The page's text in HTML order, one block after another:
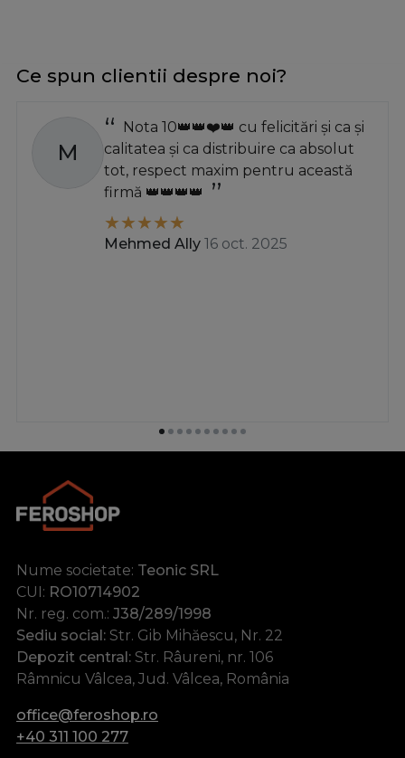
Ce spun clientii despre noi?
M
Nota 10👑👑❤️👑 cu felicitări și ca și
calitatea și ca distribuire ca absolut
tot, respect maxim pentru această
firmă 👑👑👑👑
Mehmed Ally 16 oct. 2025
Nume societate: Teonic SRL
CUI: RO10714902
Nr. reg. com.: J38/289/1998
Sediu social: Str. Gib Mihăescu, Nr. 22
Depozit central: Str. Râureni, nr. 106
Râmnicu Vâlcea, Jud. Vâlcea, România
office@feroshop.ro
+40 311 100 277